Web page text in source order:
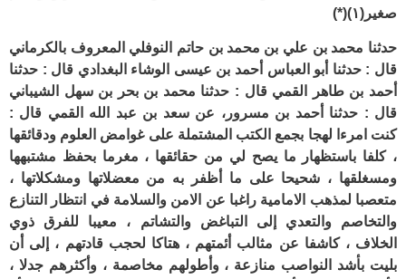
صغير(١)
(*)
حدثنا محمد بن علي بن محمد بن حاتم النوفلي المعروف بالكرماني
قال : حدثنا أبو العباس أحمد بن عيسى الوشاء البغدادي قال : حدثنا
أحمد بن طاهر القمي قال : حدثنا محمد بن بحر بن سهل الشيباني
قال : حدثنا أحمد بن مسرور، عن سعد بن عبد الله القمي قال :
كنت امرءا لهجا بجمع الكتب المشتملة على غوامض العلوم ودقائقها
، كلفا باستظهار ما يصح لي من حقائقها ، مغرما بحفظ مشتبهها
ومسغلقها ، شحيحا على ما أظفر به من معضلاتها ومشكلاتها ،
متعصبا لمذهب الامامية راغبا عن الامن والسلامة في انتظار التنازع
والتخاصم والتعدي إلى التباغض والتشاتم ، معيبا للفرق ذوي
الخلاف ، كاشفا عن مثالب أئمتهم ، هتاكا لحجب قادتهم ، إلى أن
بليت بأشد النواصب منازعة ، وأطولهم مخاصمة ، وأكثرهم جدلا ،